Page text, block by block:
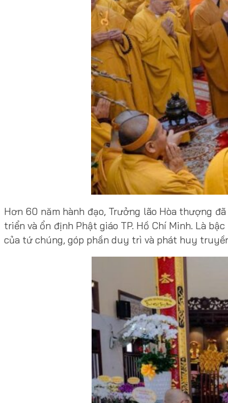
Hơn 60 năm hành đạo, Trưởng lão Hòa thượng
triển và ổn định Phật giáo TP. Hồ Chí Minh. Là
của tứ chúng, góp phần duy trì và phát huy